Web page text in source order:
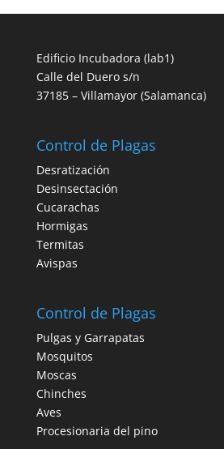
Edificio Incubadora (lab1)
Calle del Duero s/n
37185 – Villamayor (Salamanca)
Control de Plagas
Desratización
Desinsectación
Cucarachas
Hormigas
Termitas
Avispas
Control de Plagas
Pulgas y Garrapatas
Mosquitos
Moscas
Chinches
Aves
Procesionaria del pino